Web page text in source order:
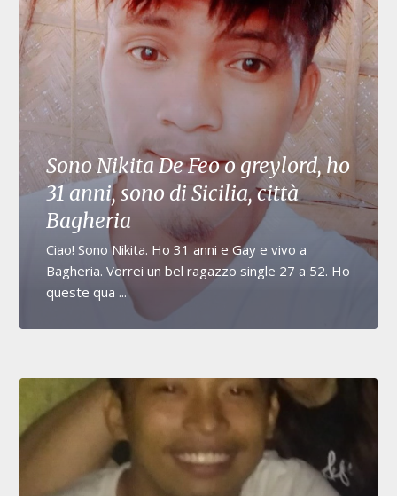
Sono Nikita De Feo o greylord, ho
31 anni, sono di Sicilia, città
Bagheria
Ciao! Sono Nikita. Ho 31 anni e Gay e vivo a
Bagheria. Vorrei un bel ragazzo single 27 a 52. Ho
queste qua ...